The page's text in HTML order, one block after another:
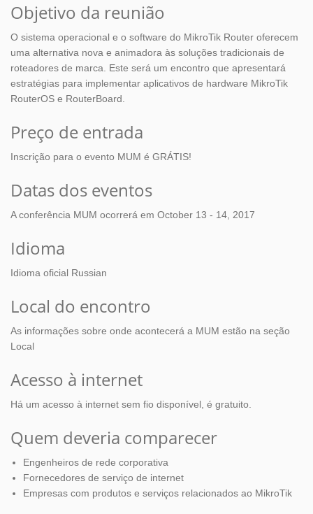
Objetivo da reunião
O sistema operacional e o software do MikroTik Router oferecem
uma alternativa nova e animadora às soluções tradicionais de
roteadores de marca. Este será um encontro que apresentará
estratégias para implementar aplicativos de hardware MikroTik
RouterOS e RouterBoard.
Preço de entrada
Inscrição para o evento MUM é GRÁTIS!
Datas dos eventos
A conferência MUM ocorrerá em October 13 - 14, 2017
Idioma
Idioma oficial Russian
Local do encontro
As informações sobre onde acontecerá a MUM estão na seção
Local
Acesso à internet
Há um acesso à internet sem fio disponível, é gratuito.
Quem deveria comparecer
Engenheiros de rede corporativa
Fornecedores de serviço de internet
Empresas com produtos e serviços relacionados ao MikroTik